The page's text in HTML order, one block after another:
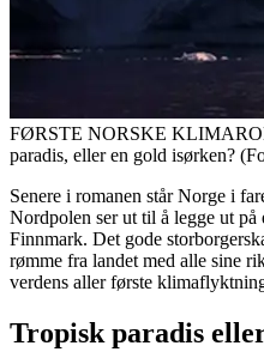
FØRSTE NORSKE
paradis, eller en gold isørken?
Senere i romanen står Norge i
Nordpolen ser ut til å legge ut
Finnmark. Det gode
rømme fra landet med alle sine
verdens aller første
Tropisk paradis